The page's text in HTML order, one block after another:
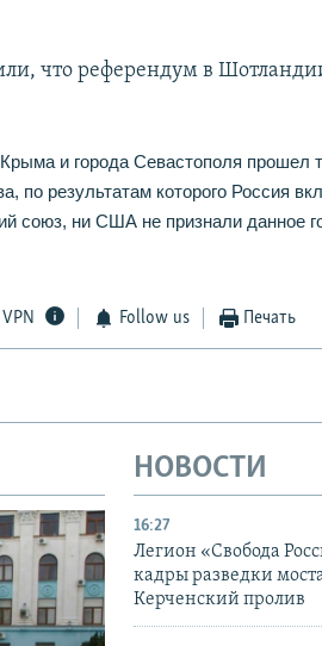
что референдум в
Крыма и города Севастополя прошел
по результатам которого Россия
союз, ни США не признали данное
Follow us Печать
НОВОСТИ
16:27
Легион «Свобода
кадры разведки
Керченский пролив